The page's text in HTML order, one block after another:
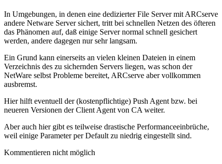
In Umgebungen, in denen eine dedizierter File Server mit ARCserve
andere Netware Server sichert, tritt bei schnellen Netzen des öfteren
das Phänomen auf, daß einige Server normal schnell gesichert
werden, andere dagegen nur sehr langsam.
Ein Grund kann einerseits an vielen kleinen Dateien in einem
Verzeichnis des zu sichernden Servers liegen, was schon der
NetWare selbst Probleme bereitet, ARCserve aber vollkommen
ausbremst.
Hier hilft eventuell der (kostenpflichtige) Push Agent bzw. bei
neueren Versionen der Client Agent von CA weiter.
Aber auch hier gibt es teilweise drastische Performanceeinbrüche,
weil einige Parameter per Default zu niedrig eingestellt sind.
Kommentieren nicht möglich